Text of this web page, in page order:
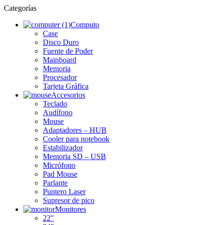
Categorías
Computo
Case
Disco Duro
Fuente de Poder
Mainboard
Memoria
Procesador
Tarjeta Gráfica
Accesorios
Teclado
Audífono
Mouse
Adaptadores – HUB
Cooler para notebook
Estabilizador
Memoria SD – USB
Micrófono
Pad Mouse
Parlante
Puntero Laser
Supresor de pico
Monitores
22″